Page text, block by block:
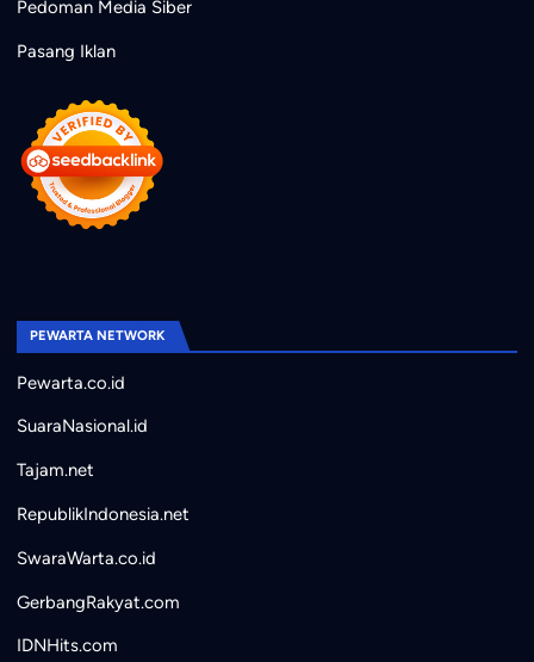
Pedoman Media Siber
Pasang Iklan
PEWARTA NETWORK
Pewarta.co.id
SuaraNasional.id
Tajam.net
RepublikIndonesia.net
SwaraWarta.co.id
GerbangRakyat.com
IDNHits.com